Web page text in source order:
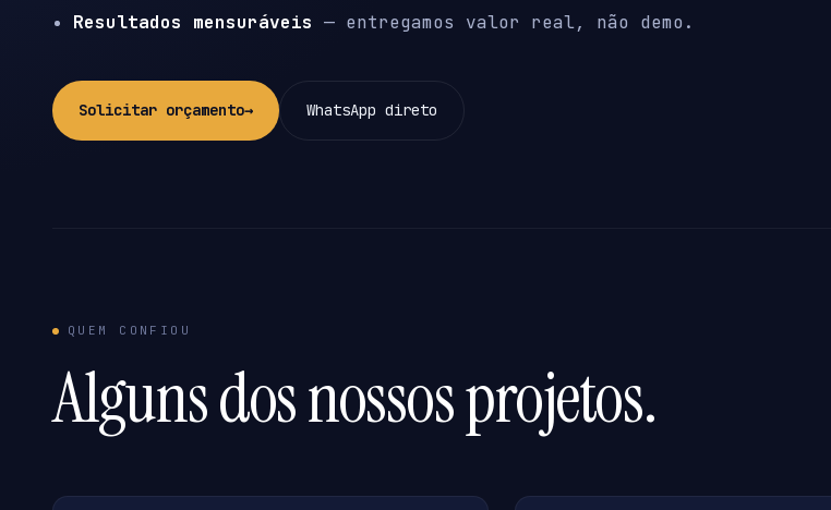
Resultados mensuráveis — entregamos valor real, não demo.
Solicitar orçamento→ WhatsApp direto
QUEM CONFIOU
Alguns dos nossos projetos.